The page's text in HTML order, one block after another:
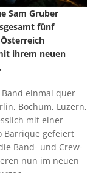
Sam Gruber
fünf
ihrem neuen
einmal quer
Bochum, Luzern,
mit einer
Barrique gefeiert
Band- und Crew-
nun im neuen